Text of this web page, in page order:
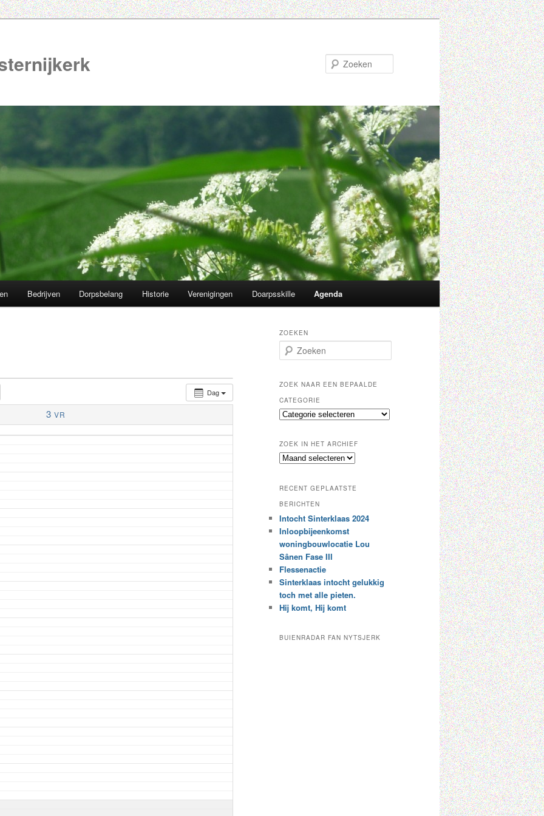
Bedrijven Dorpsbelang Historie Verenigingen Doarpsskille Agenda
Dag
3 VR
ZOEKEN
o
k
n
ZOEK NAAR EEN BEPAALDE
CATEGORIE
Z
k
n
e
e
n
b
e
a
a
l
d
c
ZOEK IN HET ARCHIEF
Z
k
i
n
h
t
a
r
c
h
i
RECENT GEPLAATSTE
BERICHTEN
Intocht Sinterklaas 2024
Inloopbijeenkomst
woningbouwlocatie Lou
Sânen Fase III
Flessenactie
Sinterklaas intocht gelukkig
toch met alle pieten.
Hij komt, Hij komt
BUIENRADAR FAN NYTSJERK